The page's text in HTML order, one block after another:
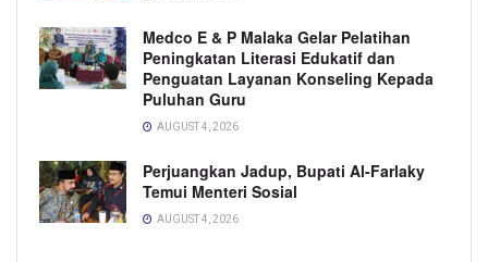
Medco E & P Malaka Gelar Pelatihan
Peningkatan Literasi Edukatif dan
Penguatan Layanan Konseling Kepada
Puluhan Guru
AUGUST 4, 2026
Perjuangkan Jadup, Bupati Al-Farlaky
Temui Menteri Sosial
AUGUST 4, 2026